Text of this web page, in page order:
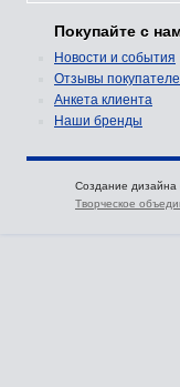
Покупайте с
Новости и события
Отзывы
Анкета клиента
Наши бренды
Создание
Творческое